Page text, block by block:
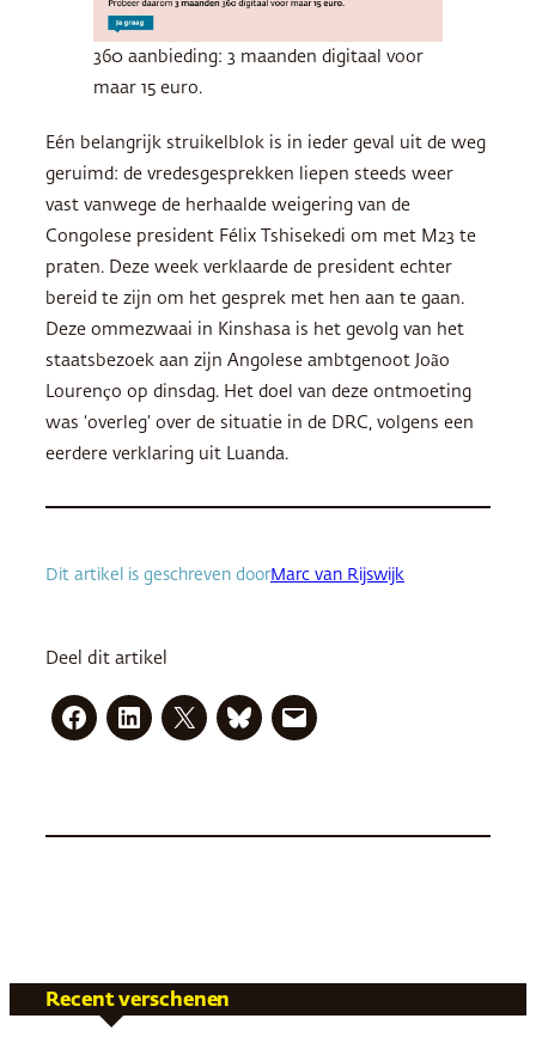
360 aanbieding: 3 maanden digitaal voor
maar 15 euro.
Eén belangrijk struikelblok is in ieder geval uit de weg
geruimd: de vredesgesprekken liepen steeds weer
vast vanwege de herhaalde weigering van de
Congolese president Félix Tshisekedi om met M23 te
praten. Deze week verklaarde de president echter
bereid te zijn om het gesprek met hen aan te gaan.
Deze ommezwaai in Kinshasa is het gevolg van het
staatsbezoek aan zijn Angolese ambtgenoot João
Lourenço op dinsdag. Het doel van deze ontmoeting
was ‘overleg’ over de situatie in de DRC, volgens een
eerdere verklaring uit Luanda.
Dit artikel is geschreven doorMarc van Rijswijk
Deel dit artikel
Recent verschenen